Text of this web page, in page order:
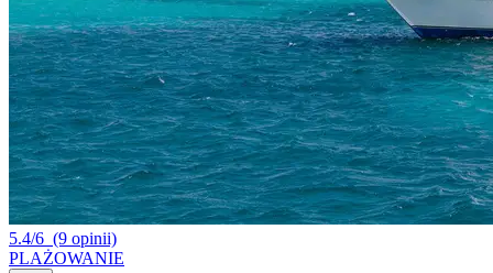
5.4/6 (9 opinii)
PLAŻOWANIE